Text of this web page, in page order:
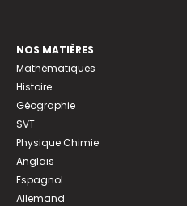
NOS MATIÈRES
Mathématiques
Histoire
Géographie
SVT
Physique Chimie
Anglais
Espagnol
Allemand